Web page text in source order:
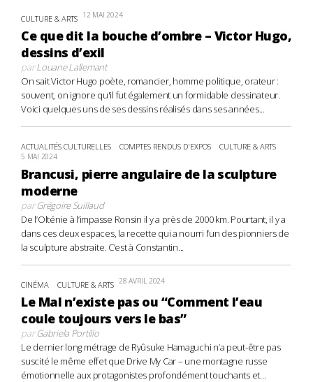
CULTURE & ARTS 12 MAI 2024
Ce que dit la bouche d’ombre – Victor Hugo,
dessins d’exil
parLouane Lallemant
On sait Victor Hugo poète, romancier, homme politique, orateur :
souvent, on ignore qu'il fut également un formidable dessinateur.
Voici quelques uns de ses dessins réalisés dans ses années...
ACTUALITÉS CULTURELLES COMPTES RENDUS D'EXPOS CULTURE & ARTS
5 MAI 2024
Brancusi, pierre angulaire de la sculpture
moderne
parGrégoire Suillaud
De l’Olténie à l’impasse Ronsin il y a près de 2000 km. Pourtant, il y a
dans ces deux espaces, la recette qui a nourri l’un des pionniers de
la sculpture abstraite. C’est à Constantin...
CINÉMA CULTURE & ARTS 28 AVRIL 2024
Le Mal n’existe pas ou “Comment l’eau
coule toujours vers le bas”
parGabriela Portillo
Le dernier long métrage de Ryûsuke Hamaguchi n’a peut-être pas
suscité le même effet que Drive My Car – une montagne russe
émotionnelle aux protagonistes profondément touchants et...